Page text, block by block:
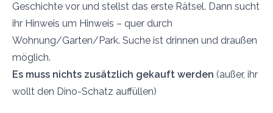
Geschichte vor und stellst das erste Rätsel. Dann sucht
ihr Hinweis um Hinweis – quer durch
Wohnung/Garten/Park. Suche ist drinnen und draußen
möglich.
Es muss nichts zusätzlich gekauft werden (außer, ihr
wollt den Dino-Schatz auffüllen)